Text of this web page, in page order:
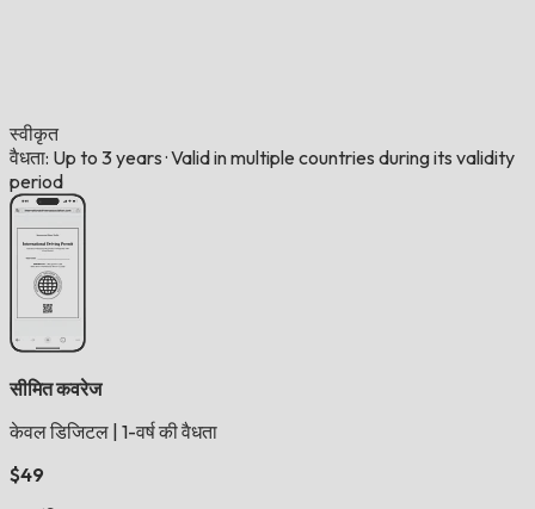
स्वीकृत
वैधता: Up to 3 years ·Valid in multiple countries during its validity
period
सीमित कवरेज
केवल डिजिटल 1-वर्ष की वैधता
$49